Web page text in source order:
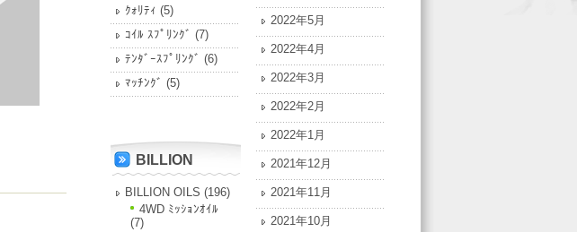
ｸｫﾘﾃｨ (5)
ｺｲﾙ ｽﾌﾟﾘﾝｸﾞ (7)
ﾃﾝﾀﾞｰｽﾌﾟﾘﾝｸﾞ (6)
ﾏｯﾁﾝｸﾞ (5)
BILLION
BILLION OILS (196)
4WD ﾐｯｼｮﾝｵｲﾙ
(7)
2022年5月
2022年4月
2022年3月
2022年2月
2022年1月
2021年12月
2021年11月
2021年10月